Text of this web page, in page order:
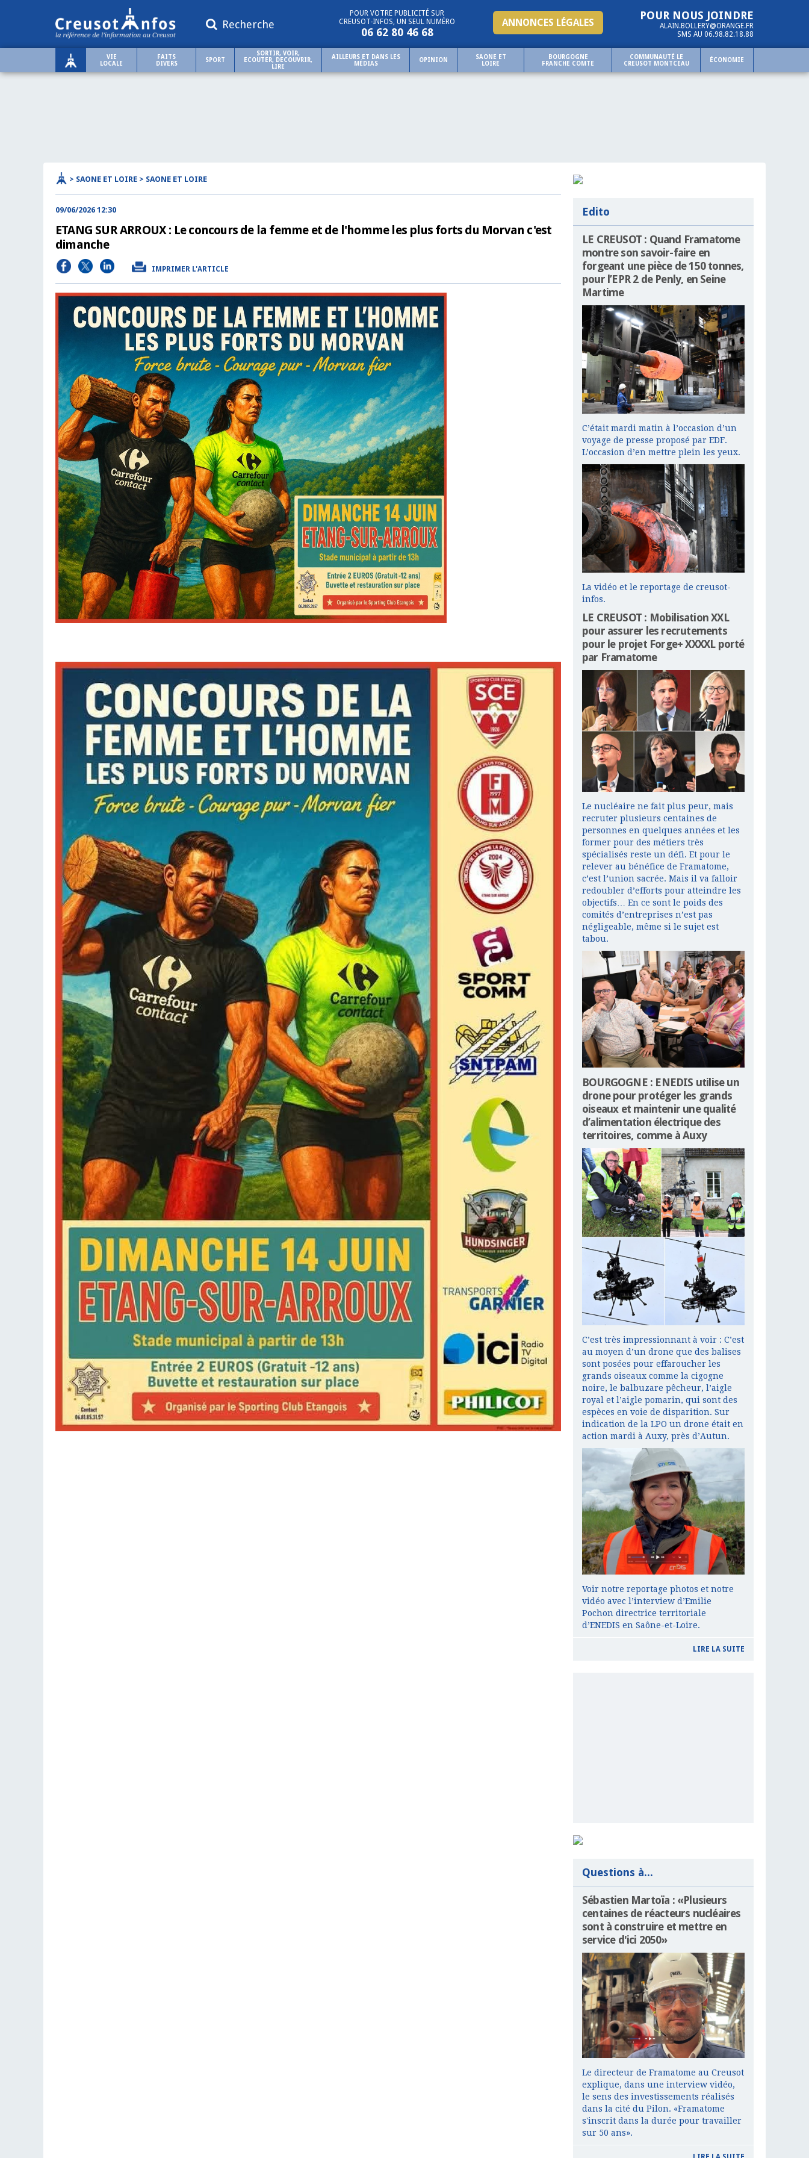
Recherche
POUR NOUS JOINDRE
ALAIN.BOLLERY@ORANGE.FR
SMS AU 06.98.82.18.88
ANNONCES LÉGALES
POUR VOTRE PUBLICITÉ SUR
CREUSOT-INFOS, UN SEUL NUMÉRO
06 62 80 46 68
VIE
LOCALE
FAITS
DIVERS
SPORT
SORTIR, VOIR,
ECOUTER, DECOUVRIR,
LIRE
AILLEURS ET DANS LES
MÉDIAS
OPINION
SAONE ET
LOIRE
BOURGOGNE
FRANCHE COMTE
COMMUNAUTÉ LE
CREUSOT MONTCEAU
ÉCONOMIE
> SAONE ET LOIRE > SAONE ET LOIRE
09/06/2026 12:30
ETANG SUR ARROUX : Le concours de la femme et de l'homme les plus forts du Morvan c'est
dimanche
IMPRIMER L'ARTICLE
Edito
LE CREUSOT : Quand Framatome
montre son savoir-faire en
forgeant une pièce de 150 tonnes,
pour l’EPR 2 de Penly, en Seine
Martime
C’était mardi matin à l’occasion d’un
voyage de presse proposé par EDF.
L’occasion d’en mettre plein les yeux.
La vidéo et le reportage de creusot-
infos.
LE CREUSOT : Mobilisation XXL
pour assurer les recrutements
pour le projet Forge+ XXXXL porté
par Framatome
Le nucléaire ne fait plus peur, mais
recruter plusieurs centaines de
personnes en quelques années et les
former pour des métiers très
spécialisés reste un défi. Et pour le
relever au bénéfice de Framatome,
c’est l’union sacrée. Mais il va falloir
redoubler d’efforts pour atteindre les
objectifs… En ce sont le poids des
comités d’entreprises n’est pas
négligeable, même si le sujet est
tabou.
BOURGOGNE : ENEDIS utilise un
drone pour protéger les grands
oiseaux et maintenir une qualité
d’alimentation électrique des
territoires, comme à Auxy
C’est très impressionnant à voir : C’est
au moyen d’un drone que des balises
sont posées pour effaroucher les
grands oiseaux comme la cigogne
noire, le balbuzare pêcheur, l’aigle
royal et l’aigle pomarin, qui sont des
espèces en voie de disparition. Sur
indication de la LPO un drone était en
action mardi à Auxy, près d’Autun.
Voir notre reportage photos et notre
vidéo avec l’interview d’Emilie
Pochon directrice territoriale
d’ENEDIS en Saône-et-Loire.
LIRE LA SUITE
Questions à...
Sébastien Martoïa : «Plusieurs
centaines de réacteurs nucléaires
sont à construire et mettre en
service d'ici 2050»
Le directeur de Framatome au Creusot
explique, dans une interview vidéo,
le sens des investissements réalisés
dans la cité du Pilon. «Framatome
s'inscrit dans la durée pour travailler
sur 50 ans».